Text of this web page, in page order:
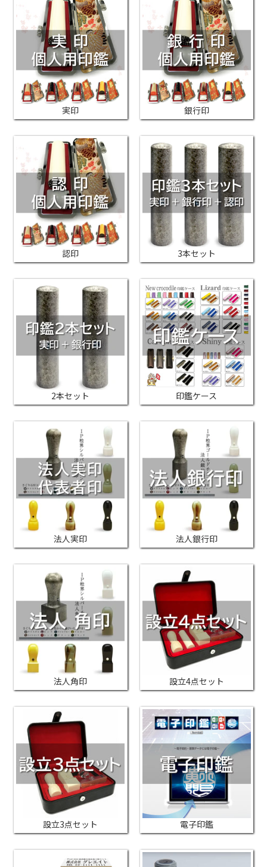
実印 銀行印
認印 3本セット
2本セット 印鑑ケース
法人実印 法人銀行印
法人角印 設立4点セット
設立3点セット 電子印鑑